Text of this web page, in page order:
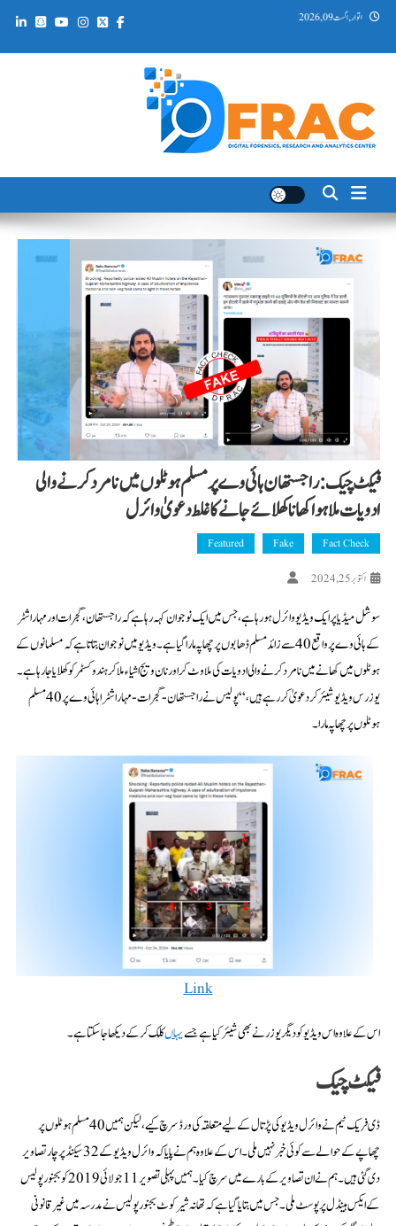
Skip اتوار, اگست 09, 2026
DFRAC_ORG
فیکٹ چیک: راجستھان ہائی وے پر مسلم ہوٹلوں میں نامرد کرنے والی
ادویات ملا ہوا کھانا کھلائے جانے کا غلط دعویٰ وائرل
Fact Check
Fake
Featured
اکتوبر 25, 2024
سوشل میڈیا پر ایک ویڈیو وائرل ہو رہا ہے، جس میں ایک نوجوان کہہ رہا ہے کہ راجستھان، گجرات اور مہاراشٹر
کے ہائی وے پر واقع 40 سے زائد مسلم ڈھابوں پر چھاپہ مارا گیا ہے۔ ویڈیو میں نوجوان بتاتا ہے کہ مسلمانوں کے
ہوٹلوں میں کھانے میں نامرد کرنے والی ادویات کی ملاوٹ کر اور نان ویج اشیاء ملا کر ہندو کسٹمر کو کھلایا جارہا ہے۔
یوزرس ویڈیو شیئر کر دعویٰ کر رہے ہیں، “پولیس نے راجستھان-گجرات-مہاراشٹرا ہائی وے پر 40 مسلم
ہوٹلوں پر چھاپہ مارا۔
Link
اس کے علاوہ اس ویڈیو کو دیگر یوزر نے بھی شیئر کیا ہے جسےیہاںکلک کرکے دیکھا جاسکتا ہے۔
فیکٹ چیک
ڈی فریک ٹیم نے وائرل ویڈیو کی پڑتال کے لیے متعلقہ کی ورڈ سرچ کیے، لیکن ہمیں 40 مسلم ہوٹلوں پر
چھاپے کے حوالے سے کوئی خبر نہیں ملی۔ اس کے علاوہ ہم نے پایا کہ وائرل ویڈیو کے 32 سیکنڈ پر چار تصاویر
دی گئی ہیں۔ ہم نے ان تصاویر کے بارے میں سرچ کیا۔ ہمیں پہلی تصویر 11 جولائی 2019 کو بجنور پولیس
کے ایکس ہینڈل پر پوسٹ ملی۔ جس میں بتایا گیا ہے کہ تھانہ شیرکوٹ بجنورپولیس نے مدرسہ میں غیر قانونی